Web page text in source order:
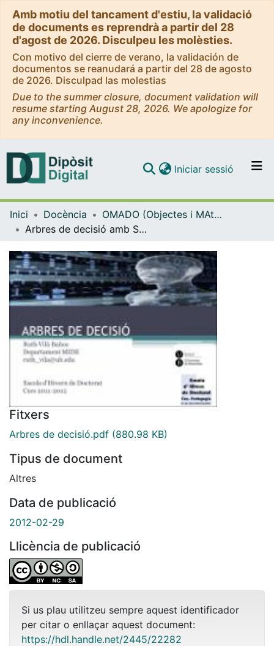
Amb motiu del tancament d'estiu, la validació
de documents es reprendrà a partir del 28
d'agost de 2026. Disculpeu les molèsties.
Con motivo del cierre de verano, la validación de
documentos se reanudará a partir del 28 de agosto
de 2026. Disculpad las molestias
Due to the summer closure, document validation will
resume starting August 28, 2026. We apologize for
any inconvenience.
Navega per tot el DD
Contacte
Iniciar sessió (current)
Inici Docència
OMADO (Objectes i MAterials DOcents)
Arbres de decisió amb SPSS
Fitxers
Arbres de decisió.pdf (880.98 KB)
Tipus de document
Altres
Data de publicació
2012-02-29
Llicència de publicació
Si us plau utilitzeu sempre aquest identificador
per citar o enllaçar aquest document:
https://hdl.handle.net/2445/22282